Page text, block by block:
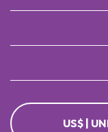
US$ |